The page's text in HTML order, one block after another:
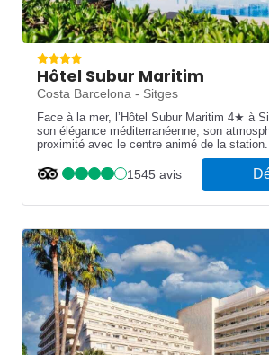
Hôtel Subur Maritim
Costa Barcelona - Sitges
Face à la mer, l’Hôtel Subur Maritim 4★ à
son élégance méditerranéenne, son
proximité avec le centre animé de la station.
1545 avis